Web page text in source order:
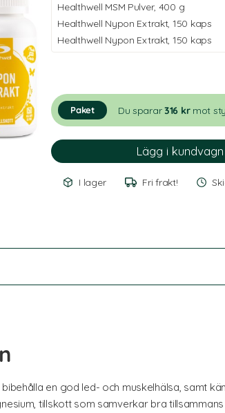
Healthwell MSM Pulver, 400 g
Healthwell Nypon Extrakt, 150 kaps
Healthwell Nypon Extrakt, 150 kaps
Paket Du sparar316 krmot
I lager Fri frakt!
en god led- och muskelhälsa, samt
tillskott som samverkar bra